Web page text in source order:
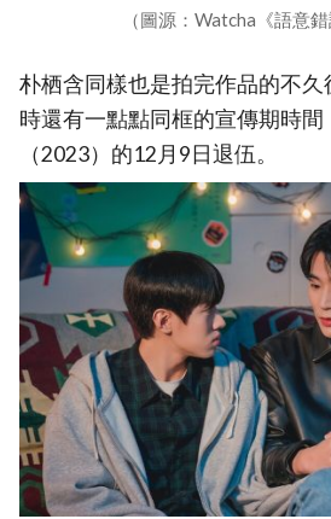
（圖源：Watcha《語意錯
朴栖含同樣也是拍完作品的不
時還有一點點同框的宣傳期時
（2023）的12月9日退伍。